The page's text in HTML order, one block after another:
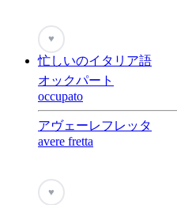
♥
忙しいのイタリア語
オックパート
occupato
アヴェーレフレッタ
avere fretta
♥